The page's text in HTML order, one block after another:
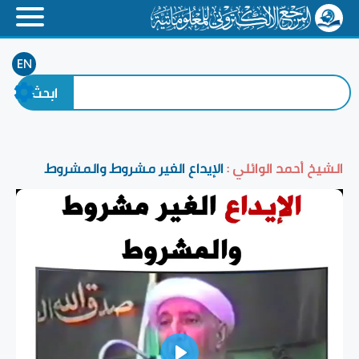
EN
الشيخ أحمد الوائلي :الإيداع الغير مشروط والمشروط